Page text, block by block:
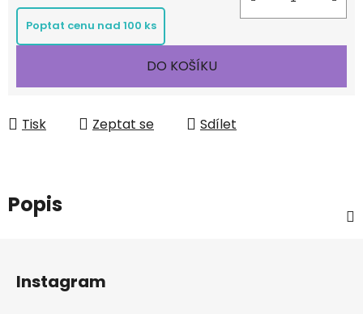
Měrná cena:
Poptat cenu nad 100 ks
DO KOŠÍKU
Tisk Zeptat se Sdílet
Popis
Instagram